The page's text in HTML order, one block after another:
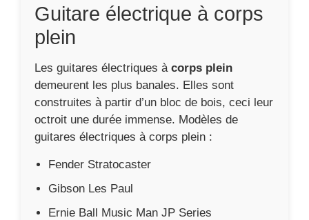
Guitare électrique à corps
plein
Les guitares électriques à corps plein
demeurent les plus banales. Elles sont
construites à partir d’un bloc de bois, ceci leur
octroit une durée immense. Modèles de
guitares électriques à corps plein :
Fender Stratocaster
Gibson Les Paul
Ernie Ball Music Man JP Series